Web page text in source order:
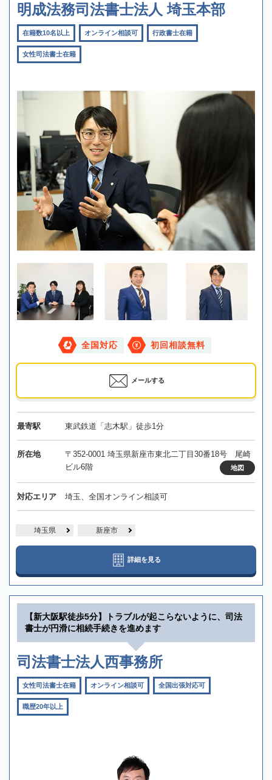
明成法務司法書士法人 埼玉本部
在籍数10名以上 オンライン相談可 行政書士在籍
女性司法書士在籍
全国対応 初回相談無料
メールする
最寄駅 東武鉄道「志木駅」徒歩1分
所在地
〒352-0001 埼玉県新座市東北二丁目30番18号 尾崎
ビル6階
地図
対応エリア 埼玉、全国オンライン相談可
埼玉県 新座市
詳細を見る
【新大阪駅徒歩5分】トラブルが起こらないように、司法
書士が円滑に相続手続きを進めます
司法書士法人西事務所
女性司法書士在籍 オンライン相談可 全国出張対応可
職歴20年以上